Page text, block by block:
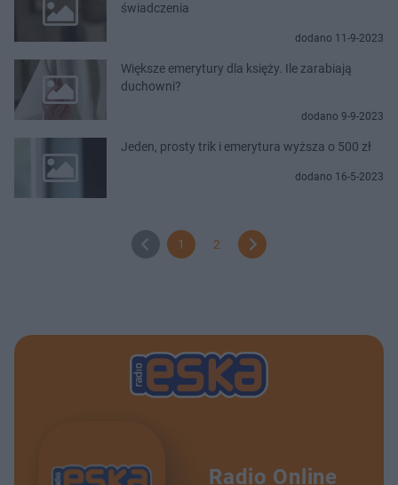
świadczenia
dodano 11-9-2023
Większe emerytury dla księży. Ile zarabiają
duchowni?
dodano 9-9-2023
Jeden, prosty trik i emerytura wyższa o 500 zł
dodano 16-5-2023
1 2
Radio Online